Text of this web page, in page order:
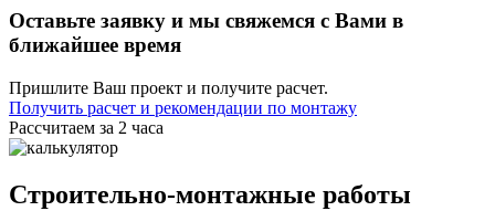
Оставьте заявку и мы свяжемся с Вами в
ближайшее время
Пришлите Ваш проект и получите расчет.
Получить расчет и рекомендации по монтажу
Рассчитаем за 2 часа
Строительно-монтажные работы